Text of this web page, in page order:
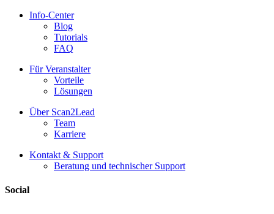
Info-Center
Blog
Tutorials
FAQ
Für Veranstalter
Vorteile
Lösungen
Über Scan2Lead
Team
Karriere
Kontakt & Support
Beratung und technischer Support
Social